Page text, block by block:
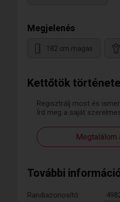
Kettőtök története
Regisztrálj most és
Írd meg a saját
Megtalálom
További
Randiazonosító:
Megjelenés
182 cm magas